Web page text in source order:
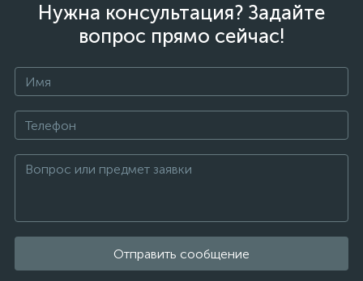
Нужна консультация? Задайте
вопрос прямо сейчас!
Отправить сообщение